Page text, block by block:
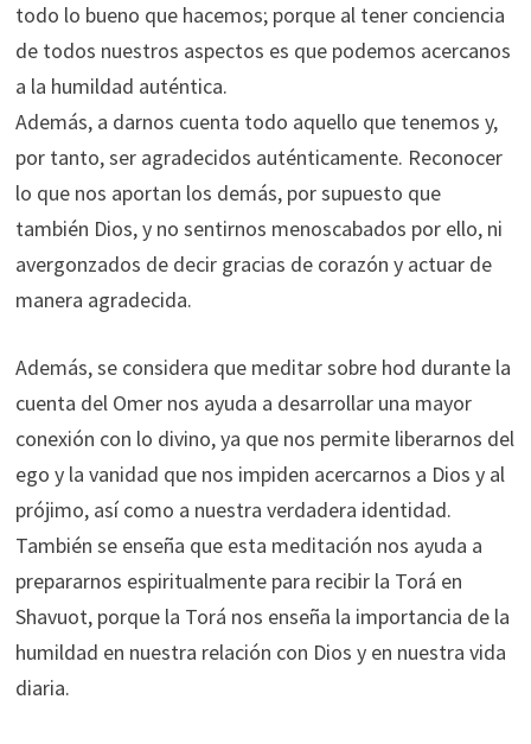
todo lo bueno que hacemos; porque al tener conciencia
de todos nuestros aspectos es que podemos acercanos
a la humildad auténtica.
Además, a darnos cuenta todo aquello que tenemos y,
por tanto, ser agradecidos auténticamente. Reconocer
lo que nos aportan los demás, por supuesto que
también Dios, y no sentirnos menoscabados por ello, ni
avergonzados de decir gracias de corazón y actuar de
manera agradecida.
Además, se considera que meditar sobre hod durante la
cuenta del Omer nos ayuda a desarrollar una mayor
conexión con lo divino, ya que nos permite liberarnos del
ego y la vanidad que nos impiden acercarnos a Dios y al
prójimo, así como a nuestra verdadera identidad.
También se enseña que esta meditación nos ayuda a
prepararnos espiritualmente para recibir la Torá en
Shavuot, porque la Torá nos enseña la importancia de la
humildad en nuestra relación con Dios y en nuestra vida
diaria.